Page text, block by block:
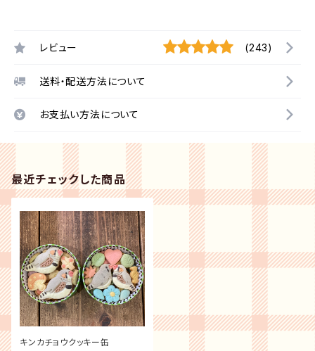
レビュー (243)
送料・配送方法について
お支払い方法について
最近チェックした商品
キンカチョウクッキー缶